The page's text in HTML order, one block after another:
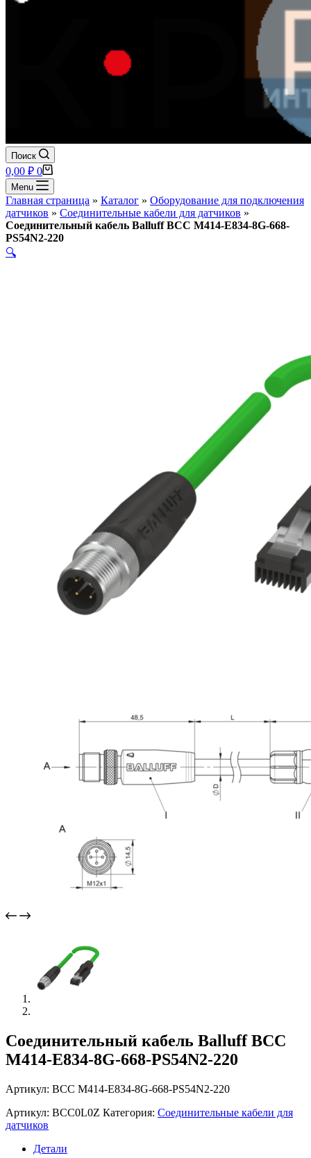
Поиск
Корзина
0,00 ₽ 0
Menu
Главная страница » Каталог » Оборудование для подключения
датчиков » Соединительные кабели для датчиков »
Соединительный кабель Balluff BCC M414-E834-8G-668-
PS54N2-220
🔍
Соединительный кабель Balluff BCC
M414-E834-8G-668-PS54N2-220
Артикул: BCC M414-E834-8G-668-PS54N2-220
Артикул: BCC0L0Z Категория: Соединительные кабели для
датчиков
Детали